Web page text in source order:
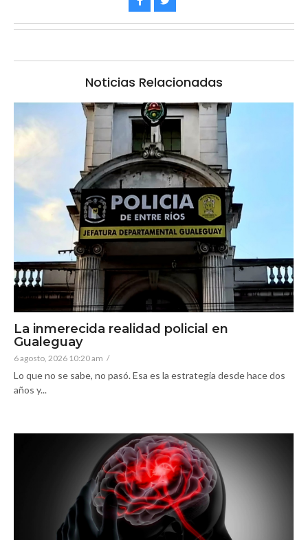
Noticias Relacionadas
La inmerecida realidad policial en
Gualeguay
6 agosto, 2026 10:20 am /
Lo que no se sabe, no pasó. Esa es la estrategia desde hace dos
años y...